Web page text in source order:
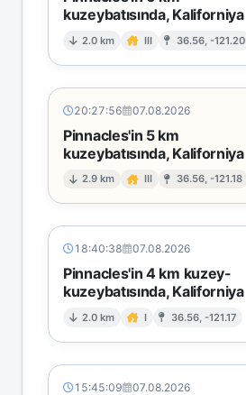
kuzeybatısında, Kaliforniya
2.0 km III 36.56, -121.20
20:27:56 07.08.2026
Pinnacles'in 5 km
kuzeybatısında, Kaliforniya
2.9 km III 36.56, -121.18
18:40:38 07.08.2026
Pinnacles'in 4 km kuzey-
kuzeybatısında, Kaliforniya
2.0 km I 36.56, -121.17
15:45:09 07.08.2026